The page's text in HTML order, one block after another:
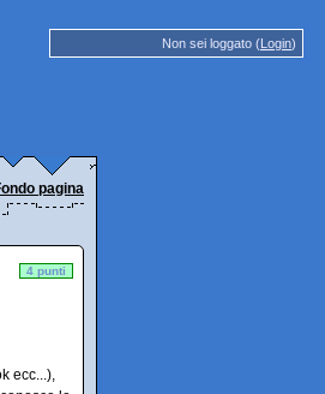
Non sei loggato (Login)
pagina
4 punti
ecc...),